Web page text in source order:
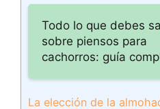
Todo lo que debes
sobre piensos para
cachorros: guía
La elección de la